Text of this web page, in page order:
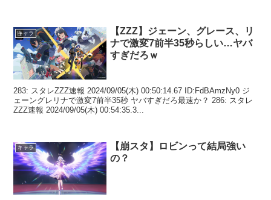
キャラ
【ZZZ】ジェーン、グレース、リ
ナで激変7前半35秒らしい…ヤバ
すぎだろｗ
283: スタレZZZ速報 2024/09/05(木) 00:50:14.67 ID:FdBAmzNy0 ジ
ェーングレリナで激変7前半35秒 ヤバすぎだろ最速か？ 286: スタレ
ZZZ速報 2024/09/05(木) 00:54:35.3...
キャラ
【崩スタ】ロビンって結局強い
の？